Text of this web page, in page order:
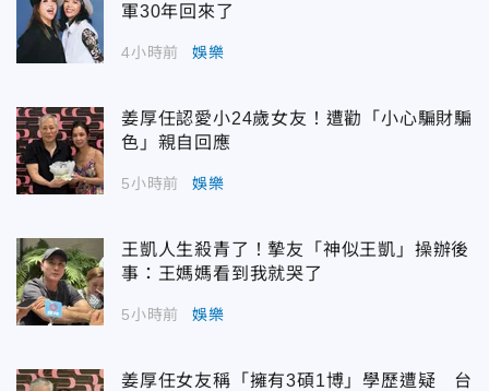
軍30年回來了
4小時前 娛樂
姜厚任認愛小24歲女友！遭勸「小心騙財騙
色」親自回應
5小時前 娛樂
王凱人生殺青了！摯友「神似王凱」操辦後
事：王媽媽看到我就哭了
5小時前 娛樂
姜厚任女友稱「擁有3碩1博」學歷遭疑 台